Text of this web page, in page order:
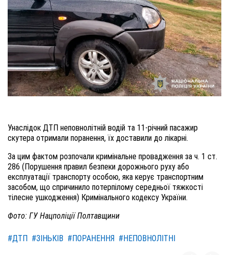
Унаслідок ДТП неповнолітній водій та 11-річний пасажир
скутера отримали поранення, їх доставили до лікарні.
За цим фактом розпочали кримінальне провадження за ч. 1 ст.
286 (Порушення правил безпеки дорожнього руху або
експлуатації транспорту особою, яка керує транспортним
засобом, що спричинило потерпілому середньої тяжкості
тілесне ушкодження) Кримінального кодексу України.
Фото: ГУ Нацполіції Полтавщини
#ДТП #ЗІНЬКІВ #ПОРАНЕННЯ #НЕПОВНОЛІТНІ